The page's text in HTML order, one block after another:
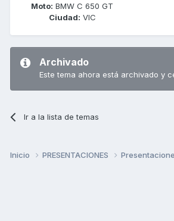
Moto: BMW C 650 GT
Ciudad: VIC
Archivado
Este tema ahora está archivado y
Ir a la lista de temas
Inicio PRESENTACIONES